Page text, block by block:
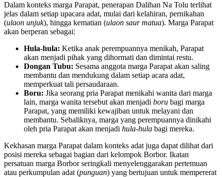
Dalam konteks marga Parapat, penerapan Dalihan Na Tolu terlihat
jelas dalam setiap upacara adat, mulai dari kelahiran, pernikahan
(ulaon unjuk), hingga kematian (ulaon saur matua). Marga Parapat
akan berperan sebagai:
Hula-hula: Ketika anak perempuannya menikah, Parapat
akan menjadi pihak yang dihormati dan dimintai restu.
Dongan Tubu: Sesama anggota marga Parapat akan saling
membantu dan mendukung dalam setiap acara adat,
memperkuat tali persaudaraan.
Boru: Jika seorang pria Parapat menikahi wanita dari marga
lain, marga wanita tersebut akan menjadi boru bagi marga
Parapat, yang memiliki kewajiban untuk melayani dan
membantu. Sebaliknya, marga yang perempuannya dinikahi
oleh pria Parapat akan menjadi hula-hula bagi mereka.
Kekhasan marga Parapat dalam konteks adat juga dapat dilihat dari
posisi mereka sebagai bagian dari kelompok Borbor. Ikatan
persatuan marga Borbor seringkali menyelenggarakan pertemuan
atau perkumpulan adat (punguan) yang bertujuan untuk mempererat